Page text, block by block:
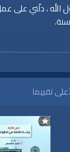
، دلّني على عمل
تقييما